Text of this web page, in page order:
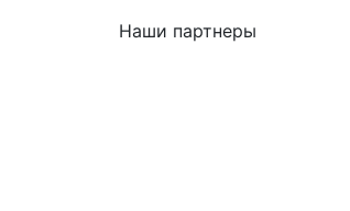
Наши партнеры